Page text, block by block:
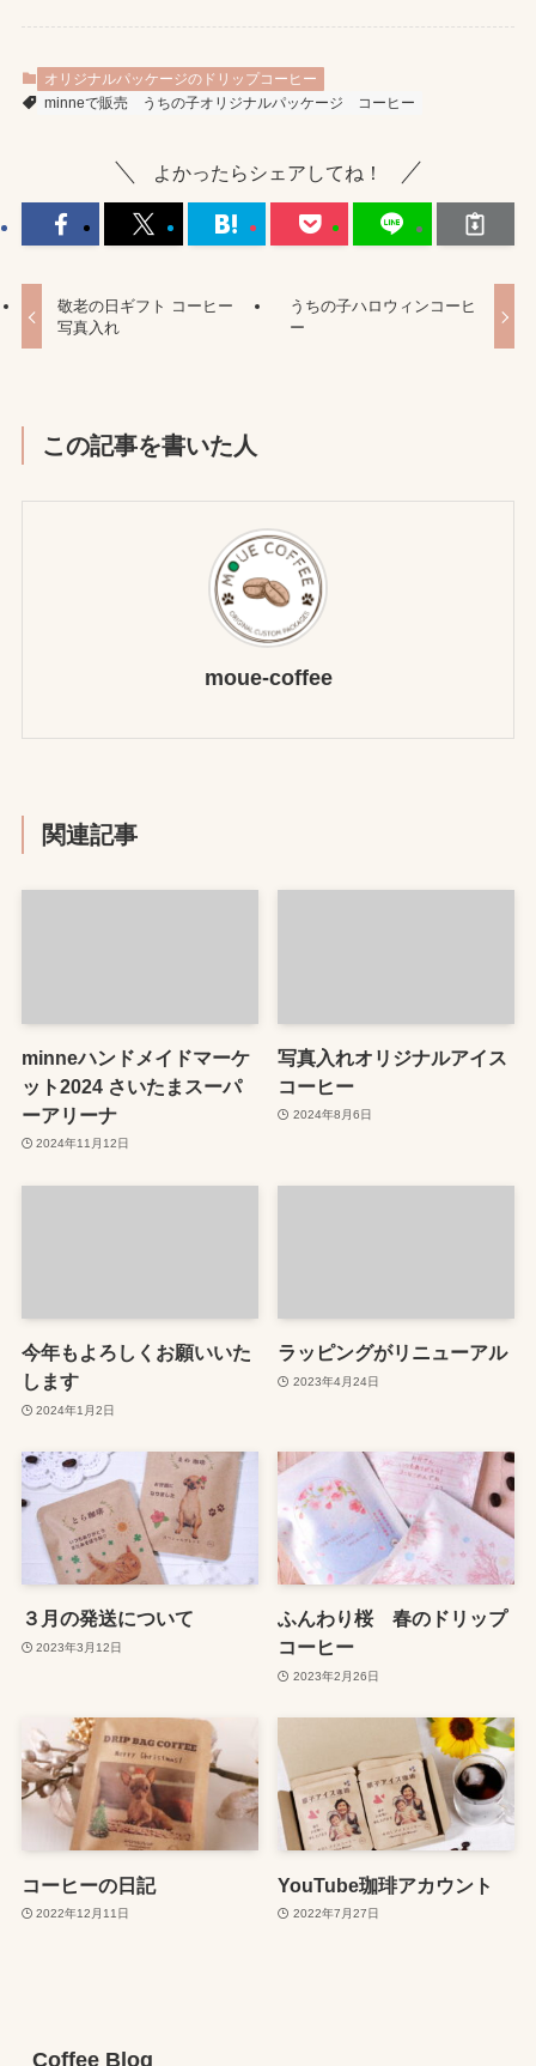
オリジナルパッケージのドリップコーヒー
minneで販売
うちの子オリジナルパッケージ コーヒー
よかったらシェアしてね！
敬老の日ギフト コーヒー
写真入れ
うちの子ハロウィンコーヒ
ー
この記事を書いた人
moue-coffee
関連記事
minneハンドメイドマーケ
ット2024 さいたまスーパ
ーアリーナ
2024年11月12日
写真入れオリジナルアイス
コーヒー
2024年8月6日
今年もよろしくお願いいた
します
2024年1月2日
ラッピングがリニューアル
2023年4月24日
３月の発送について
2023年3月12日
ふんわり桜 春のドリップ
コーヒー
2023年2月26日
コーヒーの日記
2022年12月11日
YouTube珈琲アカウント
2022年7月27日
Coffee Blog